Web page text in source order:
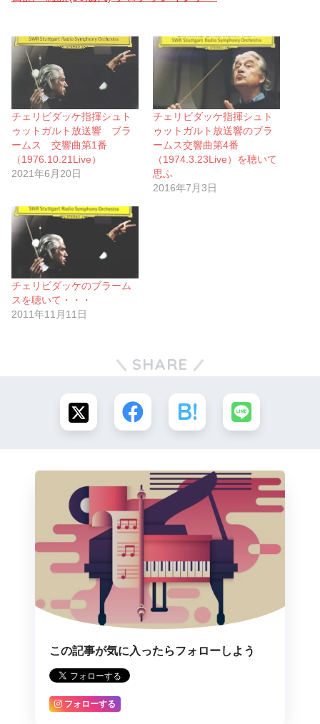
チェリビダッケ指揮シュト
ゥットガルト放送響 ブラ
ームス 交響曲第1番
（1976.10.21Live）
2021年6月20日
チェリビダッケ指揮シュト
ゥットガルト放送響のブラ
ームス交響曲第4番
（1974.3.23Live）を聴いて
思ふ
2016年7月3日
チェリビダッケのブラーム
スを聴いて・・・
2011年11月11日
SHARE
この記事が気に入ったらフォローしよう
フォローする